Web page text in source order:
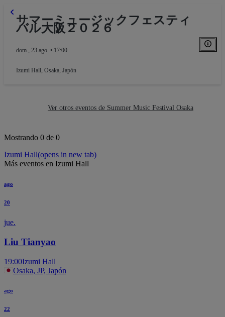
サマーミュージックフェスティ
バル大阪２０２６
dom., 23 ago. • 17:00
Izumi Hall, Osaka, Japón
Ver otros eventos de Summer Music Festival Osaka
Mostrando 0 de 0
Izumi Hall(opens in new tab)
Más eventos en Izumi Hall
ago
20
jue.
Liu Tianyao
19:00Izumi Hall
Osaka, JP, Japón
ago
22